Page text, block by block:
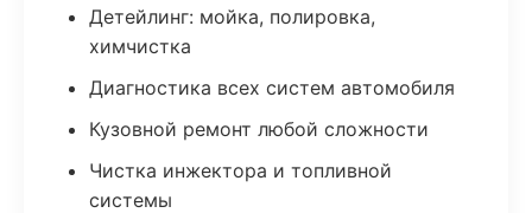
Детейлинг: мойка, полировка,
химчистка
Диагностика всех систем автомобиля
Кузовной ремонт любой сложности
Чистка инжектора и топливной
системы